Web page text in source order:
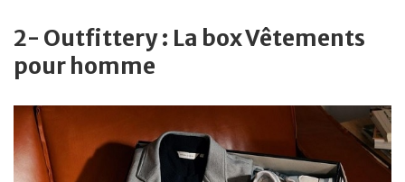
2- Outfittery : La box Vêtements
pour homme